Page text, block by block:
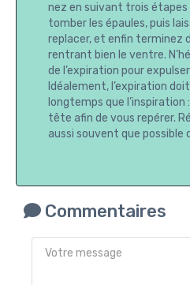
nez en suivant trois étapes
tomber les épaules, puis
replacer, et enfin terminez
rentrant bien le ventre.
de l’expiration pour
Idéalement, l’expiration
longtemps que
tête afin de vous repérer.
aussi souvent que possible
Commentaires